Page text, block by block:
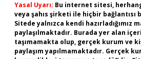
Yasal Uyarı: Bu internet sitesi,
veya şahıs şirketi ile hiçbir bağlantısı
Sitede yalnızca kendi hazırladığımız
paylaşılmaktadır. Burada yer alan
taşımamakta olup, gerçek kurum ve
paylaşım yapılmamaktadır. Gerçek